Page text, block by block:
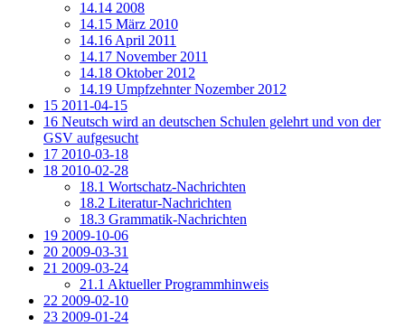
14.14 2008
14.15 März 2010
14.16 April 2011
14.17 November 2011
14.18 Oktober 2012
14.19 Umpfzehnter Nozember 2012
15 2011-04-15
16 Neutsch wird an deutschen Schulen gelehrt und von der
GSV aufgesucht
17 2010-03-18
18 2010-02-28
18.1 Wortschatz-Nachrichten
18.2 Literatur-Nachrichten
18.3 Grammatik-Nachrichten
19 2009-10-06
20 2009-03-31
21 2009-03-24
21.1 Aktueller Programmhinweis
22 2009-02-10
23 2009-01-24